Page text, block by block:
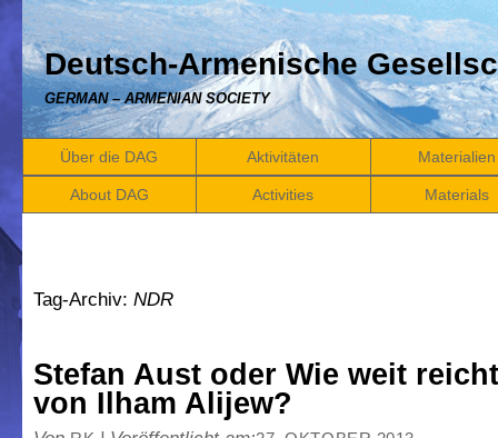
Deutsch-Armenische
GERMAN – ARMENIAN SOCIETY
Über die DAG Aktivitäten Materialien
About DAG Activities Materials
Tag-Archiv: NDR
Stefan Aust oder Wie weit
von Ilham Alijew?